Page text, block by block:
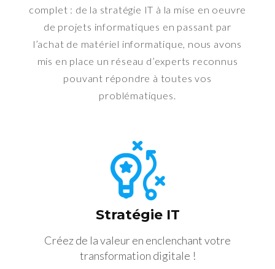
complet : de la stratégie IT à la mise en oeuvre
de projets informatiques en passant par
l’achat de matériel informatique, nous avons
mis en place un réseau d’experts reconnus
pouvant répondre à toutes vos
problématiques.
Stratégie IT
Créez de la valeur en enclenchant votre
transformation digitale !